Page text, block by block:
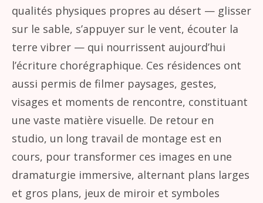
qualités physiques propres au désert — glisser
sur le sable, s’appuyer sur le vent, écouter la
terre vibrer — qui nourrissent aujourd’hui
l’écriture chorégraphique. Ces résidences ont
aussi permis de filmer paysages, gestes,
visages et moments de rencontre, constituant
une vaste matière visuelle. De retour en
studio, un long travail de montage est en
cours, pour transformer ces images en une
dramaturgie immersive, alternant plans larges
et gros plans, jeux de miroir et symboles